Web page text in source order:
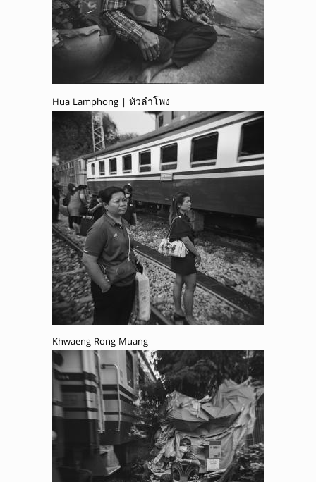
Hua Lamphong | หัวลำโพง
Khwaeng Rong Muang